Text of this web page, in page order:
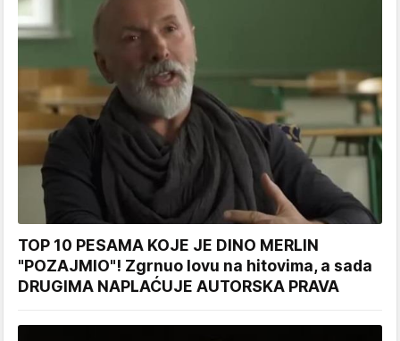
TOP 10 PESAMA KOJE JE DINO MERLIN
"POZAJMIO"! Zgrnuo lovu na hitovima, a sada
DRUGIMA NAPLAĆUJE AUTORSKA PRAVA